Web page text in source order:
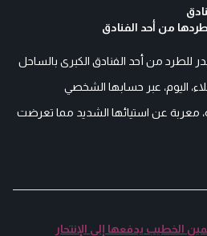
من أحد الفنادق
للطرد من أحد الفنادق الكبرى بالساحل
اليوم، عبر حسابها الشخصي
معربة عن استيائها الشديد مما تعرضت
الخطيب يدفعها إلى الإنتحار